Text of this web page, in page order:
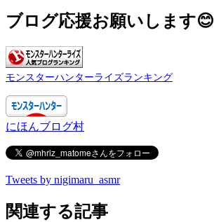
ブログ応援お願いします😊
モンスターハンターライズランキング
にほんブログ村
Tweets by nigimaru_asmr
関連する記事